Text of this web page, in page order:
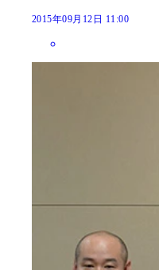
2015年09月12日 11:00